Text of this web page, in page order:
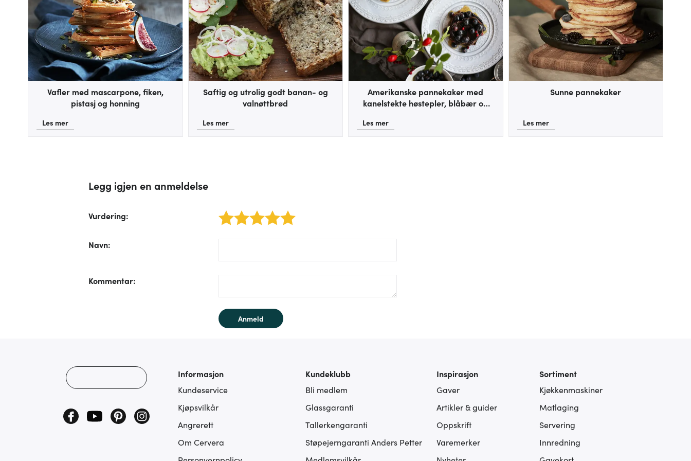
Vafler med mascarpone, fiken,
pistasj og honning
Les mer
Saftig og utrolig godt banan- og
valnøttbrød
Les mer
Amerikanske pannekaker med
kanelstekte høstepler, blåbær og
Les mer
Sunne pannekaker
Les mer
Legg igjen en anmeldelse
Vurdering: 1 star 2 stars 3 stars 4 stars 5 stars
Navn:
/form/label/author:
Kommentar:
Anmeld
Informasjon
Kundeservice
Kjøpsvilkår
Angrerett
Om Cervera
Kundeklubb
Bli medlem
Glassgaranti
Tallerkengaranti
Støpejerngaranti Anders Petter
Inspirasjon
Gaver
Artikler & guider
Oppskrift
Varemerker
Sortiment
Kjøkkenmaskiner
Matlaging
Servering
Innredning